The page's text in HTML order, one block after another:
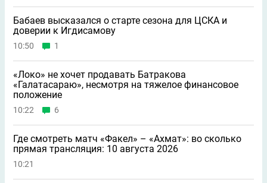
Бабаев высказался о старте сезона для ЦСКА и
доверии к Игдисамову
10:50 1
«Локо» не хочет продавать Батракова
«Галатасараю», несмотря на тяжелое финансовое
положение
10:22 6
Где смотреть матч «Факел» – «Ахмат»: во сколько
прямая трансляция: 10 августа 2026
10:21